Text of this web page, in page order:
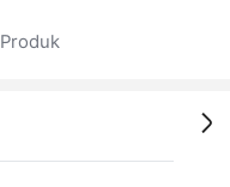
Produk